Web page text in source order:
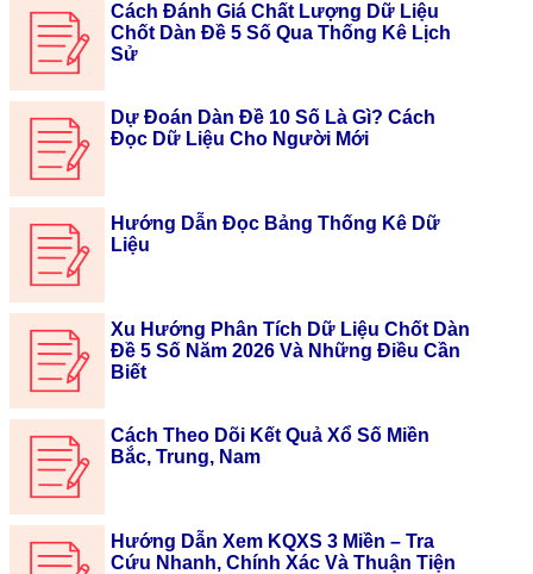
Cách Đánh Giá Chất Lượng Dữ Liệu
Chốt Dàn Đề 5 Số Qua Thống Kê Lịch
Sử
Dự Đoán Dàn Đề 10 Số Là Gì? Cách
Đọc Dữ Liệu Cho Người Mới
Hướng Dẫn Đọc Bảng Thống Kê Dữ
Liệu
Xu Hướng Phân Tích Dữ Liệu Chốt Dàn
Đề 5 Số Năm 2026 Và Những Điều Cần
Biết
Cách Theo Dõi Kết Quả Xổ Số Miền
Bắc, Trung, Nam
Hướng Dẫn Xem KQXS 3 Miền – Tra
Cứu Nhanh, Chính Xác Và Thuận Tiện